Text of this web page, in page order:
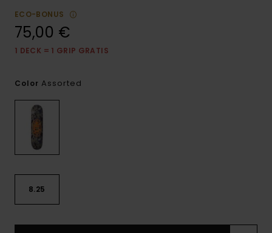
ECO-BONUS
75,00 €
1 DECK = 1 GRIP GRATIS
Color Assorted
8.25